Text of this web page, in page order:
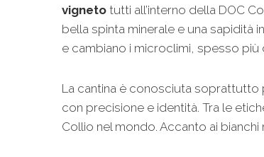
vigneto tutti all’interno della DOC
bella spinta minerale e una sapidità
e cambiano i microclimi, spesso più
La cantina è conosciuta soprattutto
con precisione e identità. Tra le
Collio nel mondo. Accanto ai